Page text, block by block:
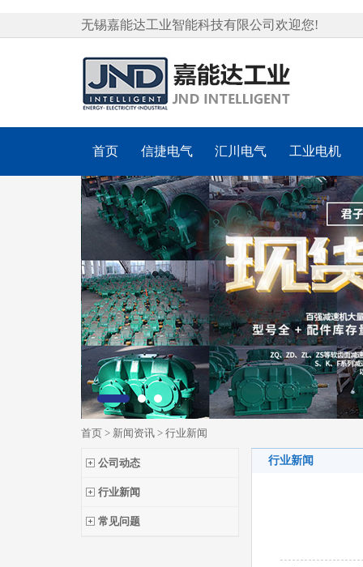
无锡嘉能达工业智能科技有限公司欢迎您!
首页 信捷电气 汇川电气 工业电机
首页 > 新闻资讯 > 行业新闻
公司动态
行业新闻
常见问题
行业新闻